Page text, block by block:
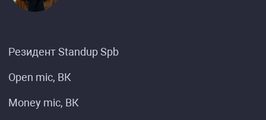
Резидент Standup Spb
Open mic, ВК
Money mic, ВК